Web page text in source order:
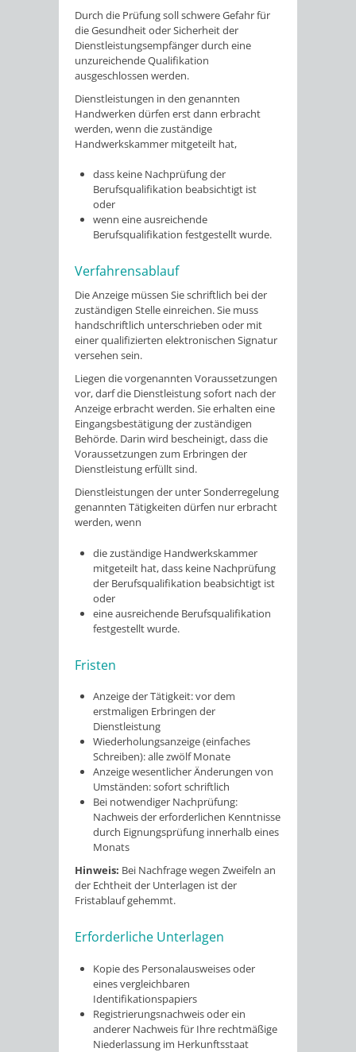
Durch die Prüfung soll schwere Gefahr für
die Gesundheit oder Sicherheit der
Dienstleistungsempfänger durch eine
unzureichende Qualifikation
ausgeschlossen werden.
Dienstleistungen in den genannten
Handwerken dürfen erst dann erbracht
werden, wenn die zuständige
Handwerkskammer mitgeteilt hat,
dass keine Nachprüfung der
Berufsqualifikation beabsichtigt ist
oder
wenn eine ausreichende
Berufsqualifikation festgestellt wurde.
Verfahrensablauf
Die Anzeige müssen Sie schriftlich bei der
zuständigen Stelle einreichen. Sie muss
handschriftlich unterschrieben oder mit
einer qualifizierten elektronischen Signatur
versehen sein.
Liegen die vorgenannten Voraussetzungen
vor, darf die Dienstleistung sofort nach der
Anzeige erbracht werden.Sie erhalten eine
Eingangsbestätigung der zuständigen
Behörde. Darin wird bescheinigt, dass die
Voraussetzungen zum Erbringen der
Dienstleistung erfüllt sind.
Dienstleistungen der unter Sonderregelung
genannten Tätigkeiten dürfen nur erbracht
werden, wenn
die zuständige Handwerkskammer
mitgeteilt hat, dass keine Nachprüfung
der Berufsqualifikation beabsichtigt ist
oder
eine ausreichende Berufsqualifikation
festgestellt wurde.
Fristen
Anzeige der Tätigkeit: vor dem
erstmaligen Erbringen der
Dienstleistung
Wiederholungsanzeige (einfaches
Schreiben): alle zwölf Monate
Anzeige wesentlicher Änderungen von
Umständen: sofort schriftlich
Bei notwendiger Nachprüfung:
Nachweis der erforderlichen Kenntnisse
durch Eignungsprüfung innerhalb eines
Monats
Hinweis: Bei Nachfrage wegen Zweifeln an
der Echtheit der Unterlagen ist der
Fristablauf gehemmt.
Erforderliche Unterlagen
Kopie des Personalausweises oder
eines vergleichbaren
Identifikationspapiers
Registrierungsnachweis oder ein
anderer Nachweis für Ihre rechtmäßige
Niederlassung im Herkunftsstaat